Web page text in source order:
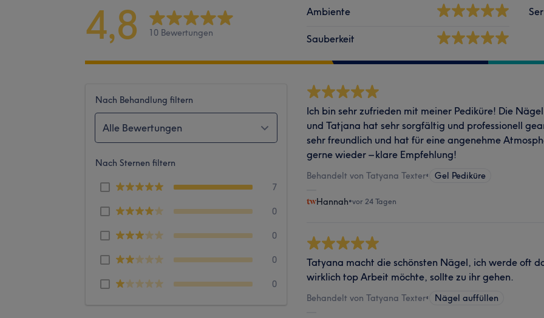
4,8 10 Bewertungen
Ambiente
Sauberkeit
Nach Behandlung filtern
Alle Bewertungen
Nach Sternen filtern
7
0
0
0
0
Ich bin sehr zufrieden mit meiner Pediküre! Die
und Tatjana hat sehr sorgfältig und professionell
sehr freundlich und hat für eine angenehme
gerne wieder – klare Empfehlung!
Behandelt von Tatyana Texter• Gel Pediküre
Hannah•vor 24 Tagen
Tatyana macht die schönsten Nägel, ich werde oft
wirklich top Arbeit möchte, sollte zu ihr gehen.
Behandelt von Tatyana Texter• Nägel auffüllen